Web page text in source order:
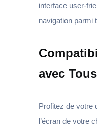
interface user-
navigation parmi
avec
Profitez de votre
l’écran de votre